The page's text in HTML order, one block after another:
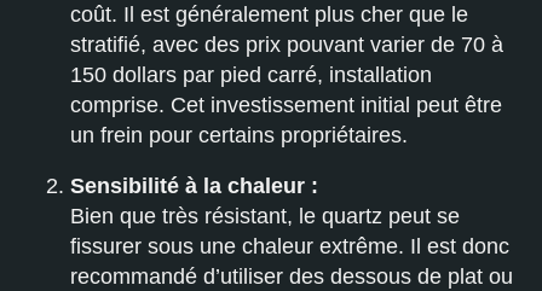
coût. Il est généralement plus cher que le
stratifié, avec des prix pouvant varier de 70 à
150 dollars par pied carré, installation
comprise. Cet investissement initial peut être
un frein pour certains propriétaires.
Sensibilité à la chaleur :
Bien que très résistant, le quartz peut se
fissurer sous une chaleur extrême. Il est donc
recommandé d’utiliser des dessous de plat ou